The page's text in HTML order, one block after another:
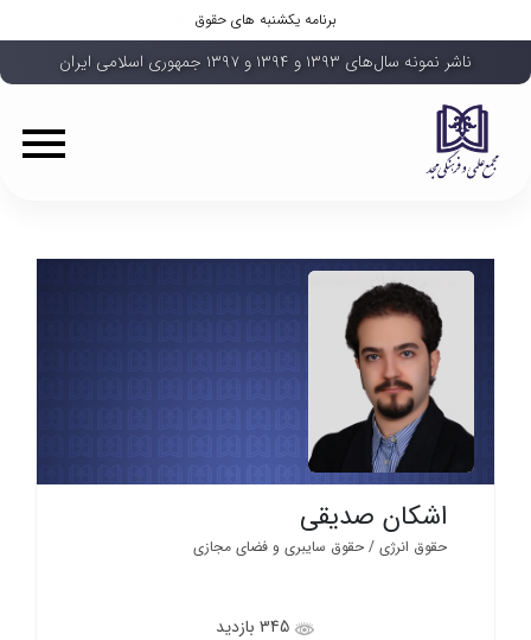
برنامه یکشنبه های حقوق
ناشر نمونه سال‌های ۱۳۹۳ و ۱۳۹۴ و ۱۳۹۷ جمهوری اسلامی ایران
اشکان صدیقی
حقوق انرژی / حقوق سایبری و فضای مجازی